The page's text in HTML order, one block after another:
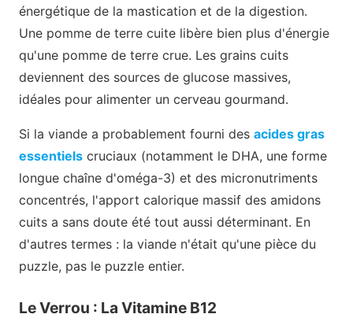
énergétique de la mastication et de la digestion.
Une pomme de terre cuite libère bien plus d'énergie
qu'une pomme de terre crue. Les grains cuits
deviennent des sources de glucose massives,
idéales pour alimenter un cerveau gourmand.
Si la viande a probablement fourni des acides gras
essentiels cruciaux (notamment le DHA, une forme
longue chaîne d'oméga-3) et des micronutriments
concentrés, l'apport calorique massif des amidons
cuits a sans doute été tout aussi déterminant. En
d'autres termes : la viande n'était qu'une pièce du
puzzle, pas le puzzle entier.
Le Verrou : La Vitamine B12